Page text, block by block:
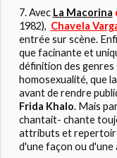
Avec La Macorina
1982), Chavela
entrée sur scène.
que facinante et
définition des genres
homosexualité, que
avant de rendre
Frida Khalo. Mais
chantait- chante
attributs et
d'une façon ou